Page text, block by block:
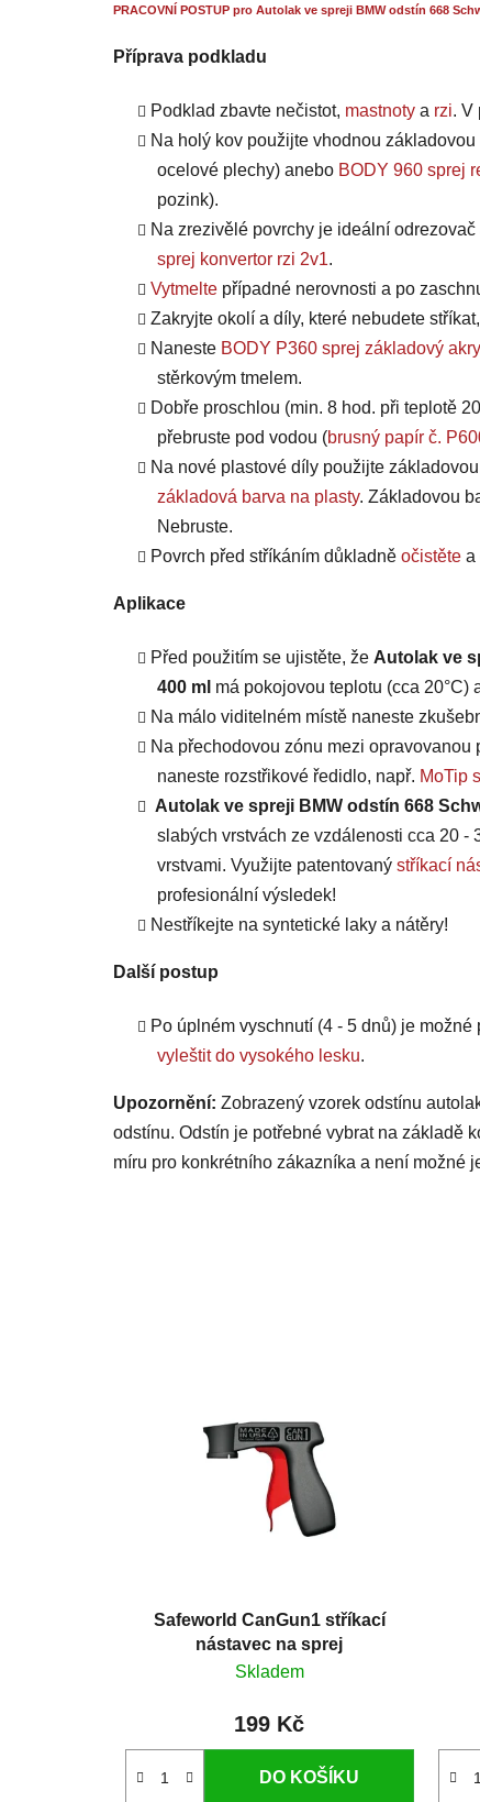
PRACOVNÍ POSTUP pro Autolak ve spreji BMW odstín 668
Příprava podkladu
Podklad zbavte nečistot, mastnoty a rzi. V
Na holý kov použijte vhodnou základovou
ocelové plechy) anebo BODY 960 sprej
pozink).
Na zrezivělé povrchy je ideální
sprej konvertor rzi 2v1.
Vytmelte případné nerovnosti a po
Zakryjte okolí a díly, které nebudete
Naneste BODY P360 sprej základový
stěrkovým tmelem.
Dobře proschlou (min. 8 hod. při teplotě
přebruste pod vodou (brusný papír č.
Na nové plastové díly použijte
základová barva na plasty. Základovou
Nebruste.
Povrch před stříkáním důkladně očistěte a
Aplikace
Před použitím se ujistěte, že Autolak ve
400 ml má pokojovou teplotu (cca 20°C)
Na málo viditelném místě naneste
Na přechodovou zónu mezi
naneste rozstřikové ředidlo, např. MoTip
Autolak ve spreji BMW odstín 668
slabých vrstvách ze vzdálenosti cca 20 -
vrstvami. Využijte patentovaný stříkací
profesionální výsledek!
Nestříkejte na syntetické laky a nátěry!
Další postup
Po úplném vyschnutí (4 - 5 dnů) je
vyleštit do vysokého lesku.
Upozornění: Zobrazený vzorek odstínu
odstínu. Odstín je potřebné vybrat na základě
míru pro konkrétního zákazníka a není možné
Safeworld CanGun1 stříkací
nástavec na sprej
Skladem
199 Kč
DO KOŠÍKU